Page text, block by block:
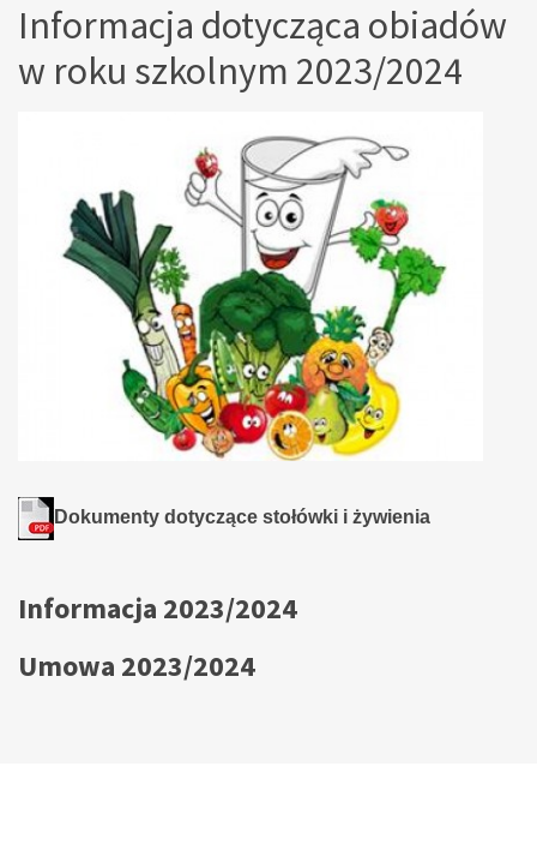
Informacja dotycząca obiadów
w roku szkolnym 2023/2024
Dokumenty dotyczące stołówki i żywienia
Informacja 2023/2024
Umowa 2023/2024